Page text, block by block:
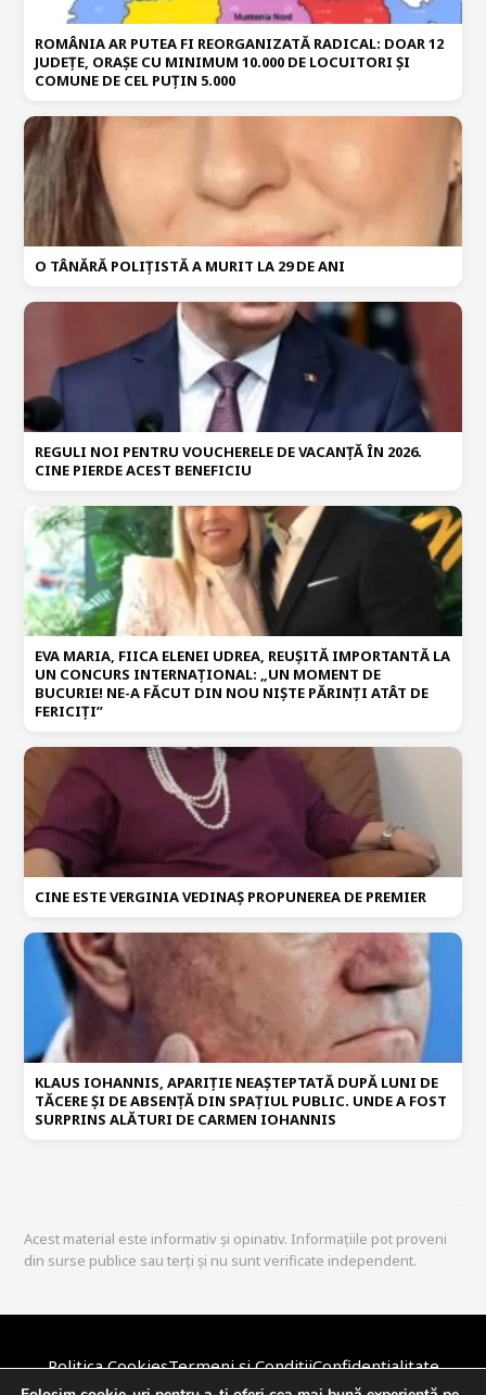
ROMÂNIA AR PUTEA FI REORGANIZATĂ RADICAL: DOAR 12
JUDEȚE, ORAȘE CU MINIMUM 10.000 DE LOCUITORI ȘI
COMUNE DE CEL PUȚIN 5.000
O TÂNĂRĂ POLIȚISTĂ A MURIT LA 29 DE ANI
REGULI NOI PENTRU VOUCHERELE DE VACANȚĂ ÎN 2026.
CINE PIERDE ACEST BENEFICIU
EVA MARIA, FIICA ELENEI UDREA, REUȘITĂ IMPORTANTĂ LA
UN CONCURS INTERNAȚIONAL: „UN MOMENT DE
BUCURIE! NE-A FĂCUT DIN NOU NIȘTE PĂRINȚI ATÂT DE
FERICIȚI”
CINE ESTE VERGINIA VEDINAȘ PROPUNEREA DE PREMIER
KLAUS IOHANNIS, APARIȚIE NEAȘTEPTATĂ DUPĂ LUNI DE
TĂCERE ȘI DE ABSENȚĂ DIN SPAȚIUL PUBLIC. UNDE A FOST
SURPRINS ALĂTURI DE CARMEN IOHANNIS
Acest material este informativ și opinativ. Informațiile pot proveni
din surse publice sau terți și nu sunt verificate independent.
Politica CookiesTermeni și CondițiiConfidențialitate